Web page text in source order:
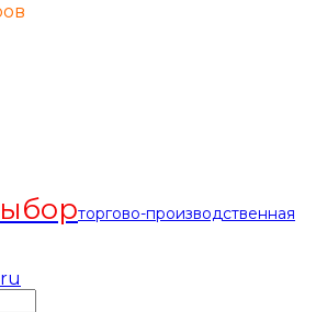
торгово-производственная